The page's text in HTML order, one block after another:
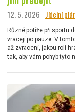
12. 5. 2026 Jídelní plán
Různé potíže při sportu
vracejí po pauze. V
až zvracení, jakou roli
tak, aby vám pohyb tyto